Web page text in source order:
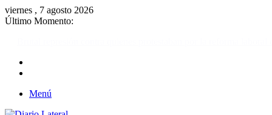
viernes , 7 agosto 2026
Último Momento:
Menú